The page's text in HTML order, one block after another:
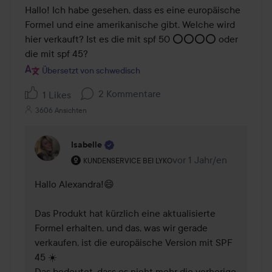
Hallo! Ich habe gesehen, dass es eine europäische
Formel und eine amerikanische gibt. Welche wird
hier verkauft? Ist es die mit spf 50 ⭕️⭕️⭕️⭕️ oder
die mit spf 45?
Übersetzt von schwedisch
1 Likes 2 Kommentare
3606 Ansichten
Isabelle
KUNDENSERVICE BEI LYKO
Rolle des Benutzers: Kundenservice bei Lyko.
vor 1 Jahr/en
Kommentaren lades
Hallo Alexandra!😄
Das Produkt hat kürzlich eine aktualisierte
Formel erhalten, und das, was wir gerade
verkaufen, ist die europäische Version mit SPF
45 ☀️